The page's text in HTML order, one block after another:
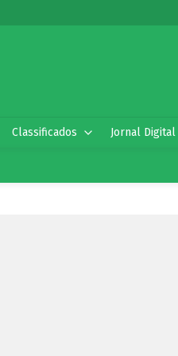
Classificados Jornal Digital